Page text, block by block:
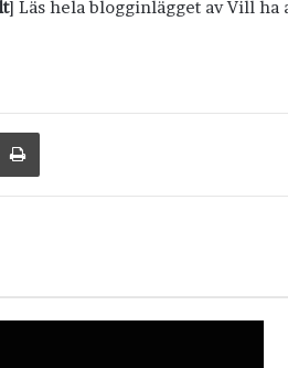
] Läs hela blogginlägget av Vill ha
e-post Skriv ut